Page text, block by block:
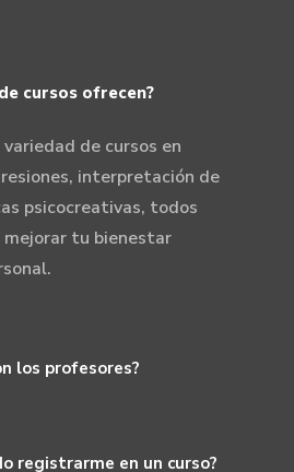
cursos ofrecen?
de cursos en
interpretación de
psicocreativas, todos
mejorar tu bienestar
los profesores?
registrarme en un curso?